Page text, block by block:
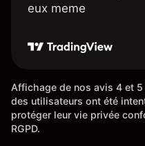
eux meme
Affichage de nos avis 4 et
des utilisateurs ont été
protéger leur vie privée
RGPD.